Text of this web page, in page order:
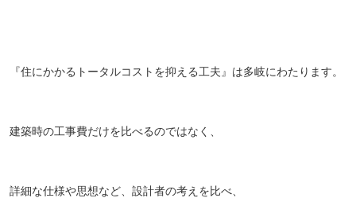
『住にかかるトータルコストを抑える工夫』は多岐にわたります。
建築時の工事費だけを比べるのではなく、
詳細な仕様や思想など、設計者の考えを比べ、